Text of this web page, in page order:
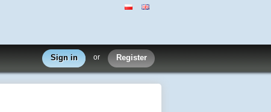
Sign in or Register